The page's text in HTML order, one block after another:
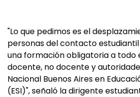
"Lo que pedimos es el
personas del contacto
una formación obligatoria a todo
docente, no docente y
Nacional Buenos Aires en
(ESI)", señaló la dirigente